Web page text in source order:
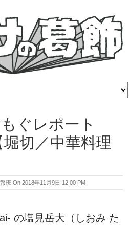
ぐレポート
切／中華料理
班 On 2018年11月9日 12:00 PM
の塩見岳大（しおみ た